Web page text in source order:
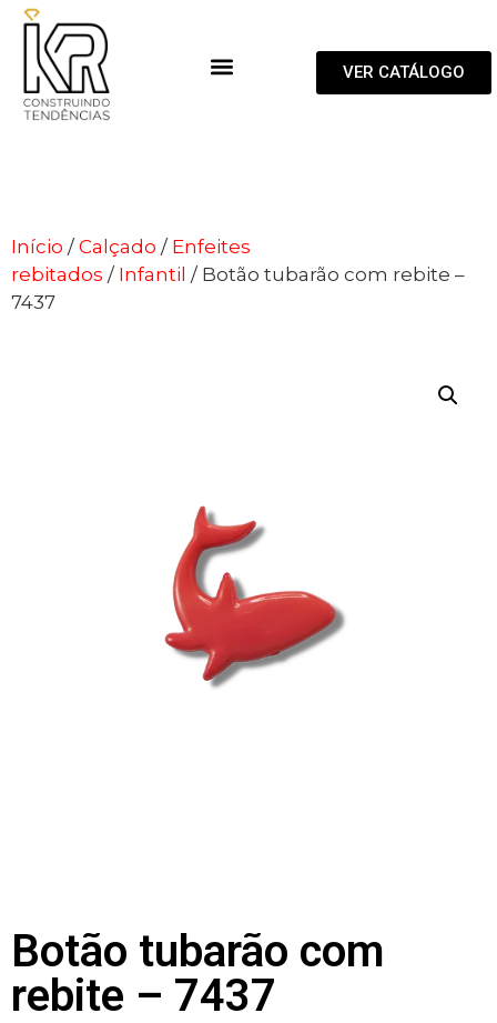
VER CATÁLOGO
Início /Calçado / Enfeites
rebitados / Infantil / Botão tubarão com rebite –
7437
Botão tubarão com
rebite – 7437